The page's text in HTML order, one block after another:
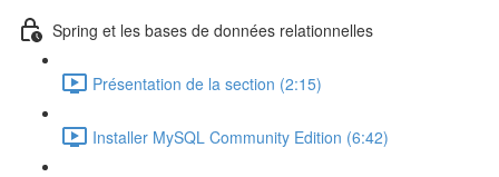
Spring et les bases de données relationnelles
Présentation de la section (2:15)
Installer MySQL Community Edition (6:42)